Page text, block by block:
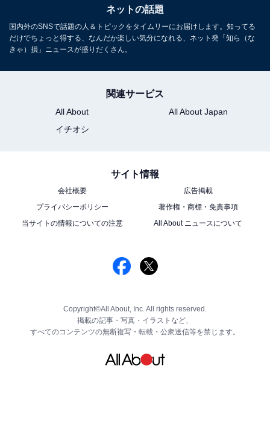
ネットの話題
国内外のSNSで話題の人＆トピックをタイムリーにお届けします。知ってる
だけでちょっと得する、なんだか楽しい気分になれる、ネット発「知ら（な
きゃ）損」ニュースが盛りだくさん。
関連サービス
All About
All About Japan
イチオシ
サイト情報
会社概要
広告掲載
プライバシーポリシー
著作権・商標・免責事項
当サイトの情報についての注意
All About ニュースについて
Copyright©All About, Inc. All rights reserved.
掲載の記事・写真・イラストなど、
すべてのコンテンツの無断複写・転載・公衆送信等を禁じます。